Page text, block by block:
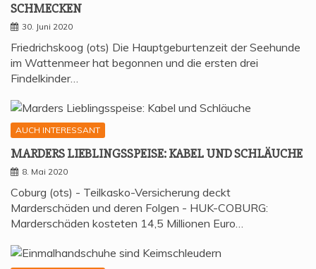
SCHMECKEN
30. Juni 2020
Friedrichskoog (ots) Die Hauptgeburtenzeit der Seehunde
im Wattenmeer hat begonnen und die ersten drei
Findelkinder…
AUCH INTERESSANT
MAR­DERS LIEB­LINGS­SPEI­SE: KABEL UND SCHLÄUCHE
8. Mai 2020
Coburg (ots) - Teilkasko-Versicherung deckt
Marderschäden und deren Folgen - HUK-COBURG:
Marderschäden kosteten 14,5 Millionen Euro…